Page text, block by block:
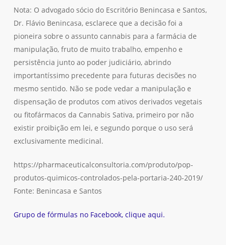
Nota: O advogado sócio do Escritório Benincasa e Santos,
Dr. Flávio Benincasa, esclarece que a decisão foi a
pioneira sobre o assunto cannabis para a farmácia de
manipulação, fruto de muito trabalho, empenho e
persistência junto ao poder judiciário, abrindo
importantíssimo precedente para futuras decisões no
mesmo sentido. Não se pode vedar a manipulação e
dispensação de produtos com ativos derivados vegetais
ou fitofármacos da Cannabis Sativa, primeiro por não
existir proibição em lei, e segundo porque o uso será
exclusivamente medicinal.
https://pharmaceuticalconsultoria.com/produto/pop-
produtos-quimicos-controlados-pela-portaria-240-2019/
Fonte: Benincasa e Santos
Grupo de fórmulas no Facebook, clique aqui.